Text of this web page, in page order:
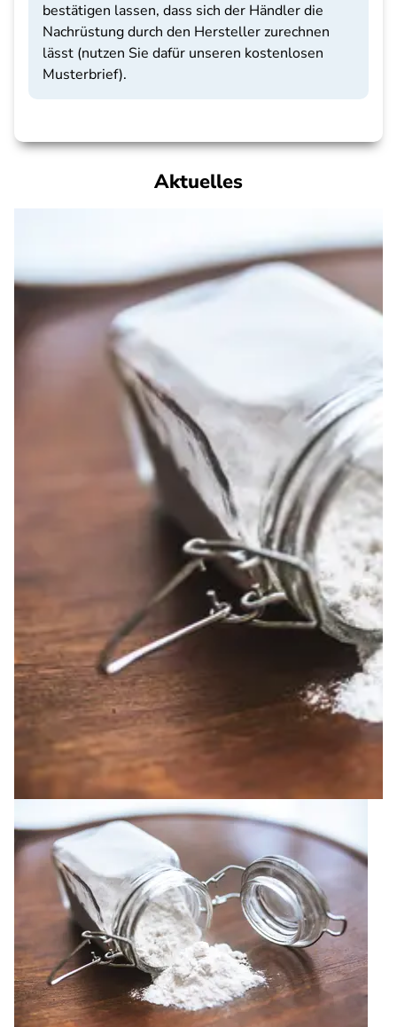
bestätigen lassen, dass sich der Händler die
Nachrüstung durch den Hersteller zurechnen
lässt (nutzen Sie dafür unseren kostenlosen
Musterbrief).
Aktuelles